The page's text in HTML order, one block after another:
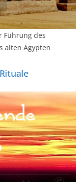
Führung des
alten Ägypten